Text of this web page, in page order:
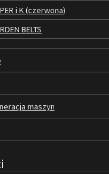
MASZYN
DREWNA
i K (czerwona)
BELTS
maszyn